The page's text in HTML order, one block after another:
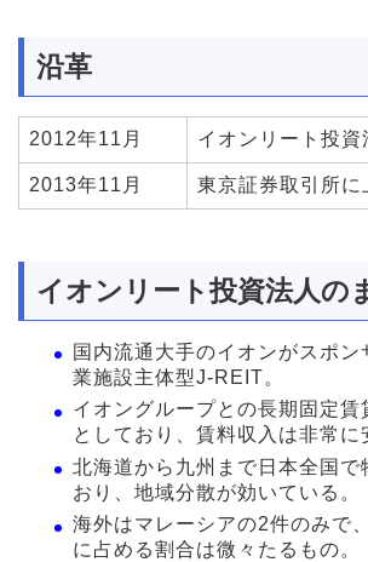
沿革
2012年11月 イオンリート投資
2013年11月 東京証券取引所に
イオンリート投資法人の
国内流通大手のイオンがスポン
業施設主体型J-REIT。
イオングループとの長期固定賃
としており、賃料収入は非常に
北海道から九州まで日本全国で
おり、地域分散が効いている。
海外はマレーシアの2件のみで
に占める割合は微々たるもの。